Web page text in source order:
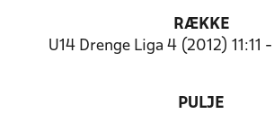
RÆKKE
U14 Drenge Liga 4 (2012) 11:11
PULJE